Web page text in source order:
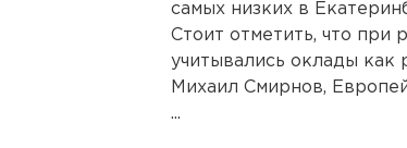
самых низких в
Стоит отметить, что при
учитывались оклады как
Михаил Смирнов,
...